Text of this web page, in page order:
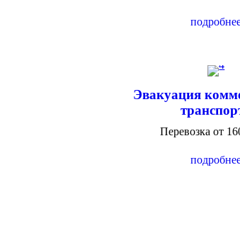
Эвакуация
Перевозка от